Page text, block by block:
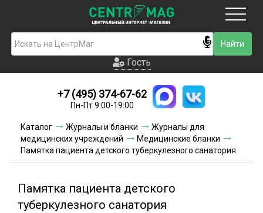
Гость
Новинки
Условия доставки
Условия оплаты
Гость
+7 (495) 374-67-62
Пн-Пт 9:00-19:00
Каталог Журналы и бланки
Журналы для
медицинских учреждений
Медицинские бланки
Памятка пациента детского туберкулезного санатория
Памятка пациента детского
туберкулезного санатория